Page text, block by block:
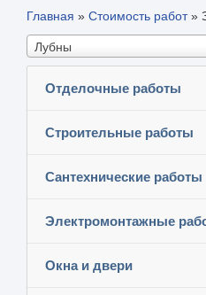
Главная » Стоимость работ»
Лубны
Отделочные работы
Строительные работы
Сантехнические работы
Электромонтажные
Окна и двери